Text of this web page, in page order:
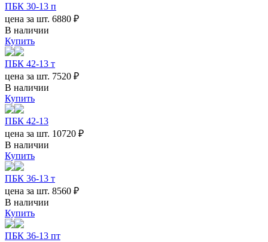
ПБК 30-13 п
цена за шт. 6880 ₽
В наличии
Купить
ПБК 42-13 т
цена за шт. 7520 ₽
В наличии
Купить
ПБК 42-13
цена за шт. 10720 ₽
В наличии
Купить
ПБК 36-13 т
цена за шт. 8560 ₽
В наличии
Купить
ПБК 36-13 пт